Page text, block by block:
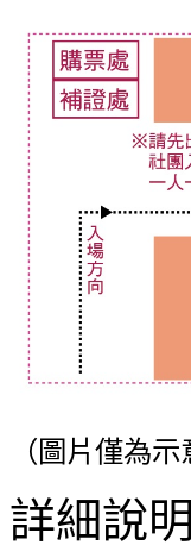
（圖片僅為
詳細說